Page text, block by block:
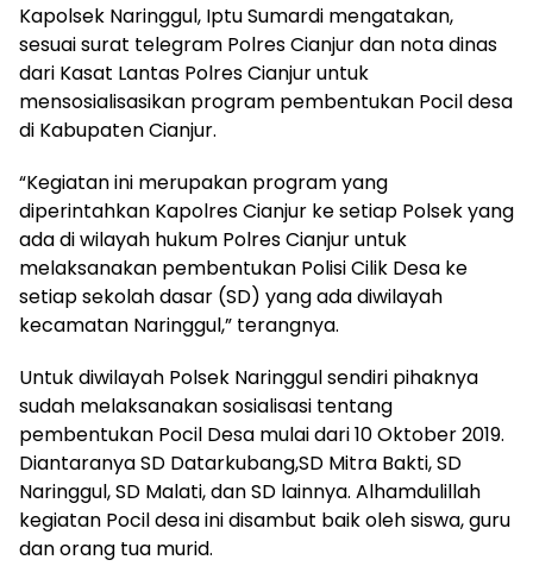
Kapolsek Naringgul, Iptu Sumardi mengatakan,
sesuai surat telegram Polres Cianjur dan nota dinas
dari Kasat Lantas Polres Cianjur untuk
mensosialisasikan program pembentukan Pocil desa
di Kabupaten Cianjur.
“Kegiatan ini merupakan program yang
diperintahkan Kapolres Cianjur ke setiap Polsek yang
ada di wilayah hukum Polres Cianjur untuk
melaksanakan pembentukan Polisi Cilik Desa ke
setiap sekolah dasar (SD) yang ada diwilayah
kecamatan Naringgul,” terangnya.
Untuk diwilayah Polsek Naringgul sendiri pihaknya
sudah melaksanakan sosialisasi tentang
pembentukan Pocil Desa mulai dari 10 Oktober 2019.
Diantaranya SD Datarkubang,SD Mitra Bakti, SD
Naringgul, SD Malati, dan SD lainnya. Alhamdulillah
kegiatan Pocil desa ini disambut baik oleh siswa, guru
dan orang tua murid.